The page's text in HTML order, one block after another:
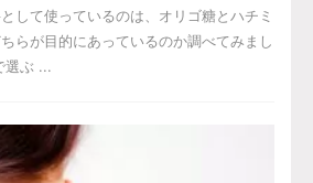
して使っているのは、オリゴ糖とハチミ
らが目的にあっているのか調べてみまし
選ぶ ...